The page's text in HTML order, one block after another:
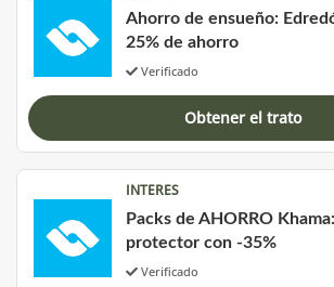
Ahorro de ensueño:
25% de ahorro
Verificado
Obtener el trato
INTERES
Packs de AHORRO
protector con -35%
Verificado